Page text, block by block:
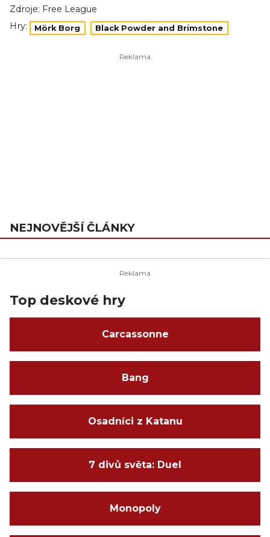
Zdroje: Free League
Hry:
Mörk Borg Black Powder and Brimstone
NEJNOVĚJŠÍ ČLÁNKY
Top deskové hry
Carcassonne
Bang
Osadníci z Katanu
7 divů světa: Duel
Monopoly